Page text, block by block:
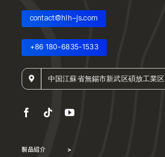
contact@hlh-js.com
+86 180-6835-1533
中国江蘇省無錫市新武区碩放工業区
製品紹介 >